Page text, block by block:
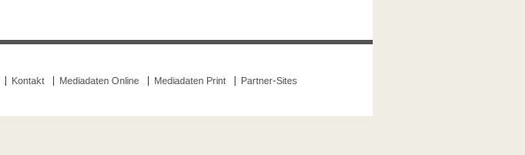
Kontakt Mediadaten Online Mediadaten Print Partner-Sites